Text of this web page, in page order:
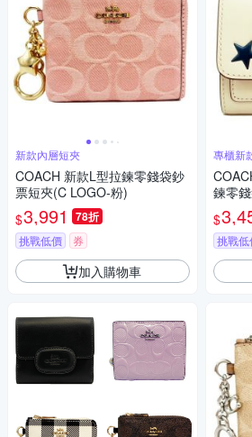
新款內層短夾
COACH 新款L型拉鍊零錢袋鈔
票短夾(C LOGO-粉)
$3,991 78折
挑戰低價 券
加入購物車
專櫃新
鍊零
$
挑戰低